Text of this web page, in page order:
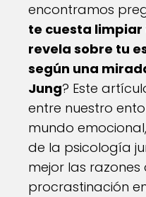
encontramos
te cuesta limpiar
revela sobre tu
según una
Jung? Este
entre nuestro
mundo
de la psicología
mejor las
procrastinación